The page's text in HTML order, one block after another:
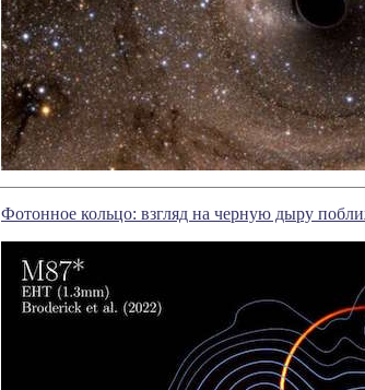
Фотонное кольцо: взгляд на черную дыру